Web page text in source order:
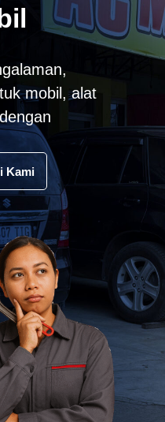
mobil, alat
Kami